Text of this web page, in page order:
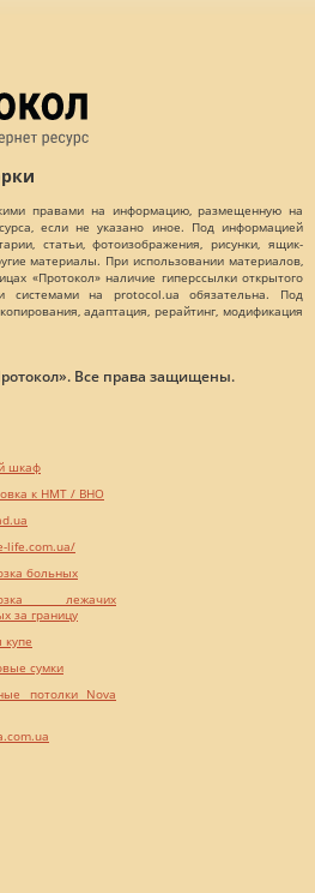
правами на информацию, размещенную на
если не указано иное. Под информацией
статьи, фотоизображения, рисунки, ящик-
материалы. При использовании материалов,
«Протокол» наличие гиперссылки открытого
системами на protocol.ua обязательна. Под
адаптация, рерайтинг, модификация
Все права защищены.
шкаф
к НМТ / ВНО
life.com.ua/
больных
лежачих
за границу
сумки
потолки Nova